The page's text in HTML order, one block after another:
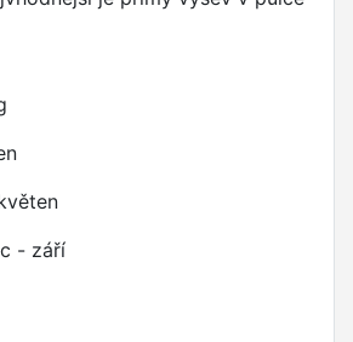
- září